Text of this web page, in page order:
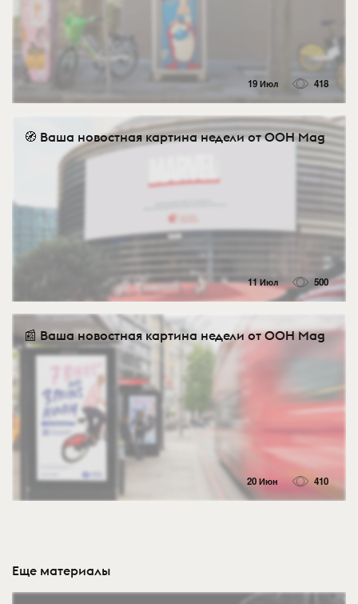
19 Июл 418
🧭 Ваша новостная картина недели от OOH Mag
11 Июл 500
📰 Ваша новостная картина недели от OOH Mag
20 Июн 410
Еще материалы